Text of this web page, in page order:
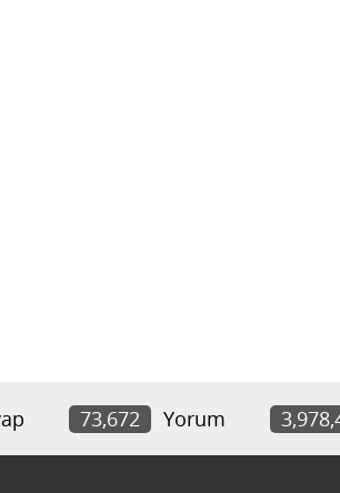
73,672 Yorum